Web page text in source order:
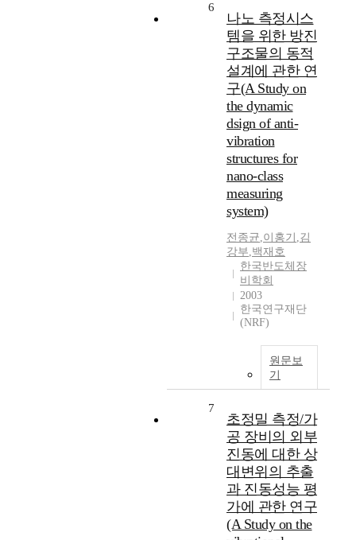
6
나노 측정시스
템을 위한 방진
구조물의 동적
설계에 관한 연
구(A Study on
the dynamic
dsign of anti-
vibration
structures for
nano-class
measuring
system)
전종균,이홍기 ,김
강부,백재호
한국반도체장
비학회
2003
한국연구재단
(NRF)
원문보
기
7
초정밀 측정/가
공 장비의 외부
진동에 대한 상
대변위의 추출
과 진동성능 평
가에 관한 연구
(A Study on the